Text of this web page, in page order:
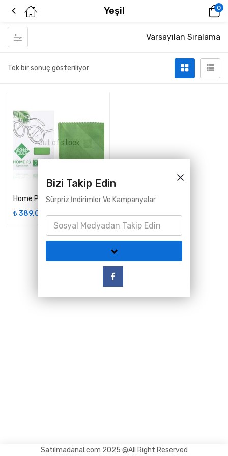
Yeşil 0
Satılmadanal.com 2025 @All Right Reserved
Tek bir sonuç gösteriliyor
Varsayılan Sıralama
Out of stock
Home P3 Fiber Optik Yeşil, Bej ve Gri Renkler
₺389,00
Bizi Takip Edin
Sürpriz İndirimler Ve Kampanyalar